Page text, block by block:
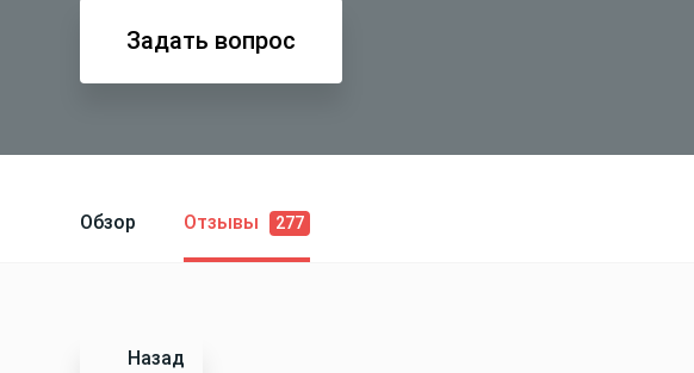
Задать вопрос
Обзор Отзывы 277
Назад